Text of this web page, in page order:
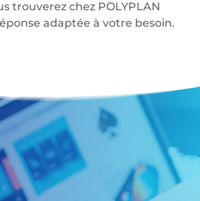
trouverez chez POLYPLAN
adaptée à votre besoin.